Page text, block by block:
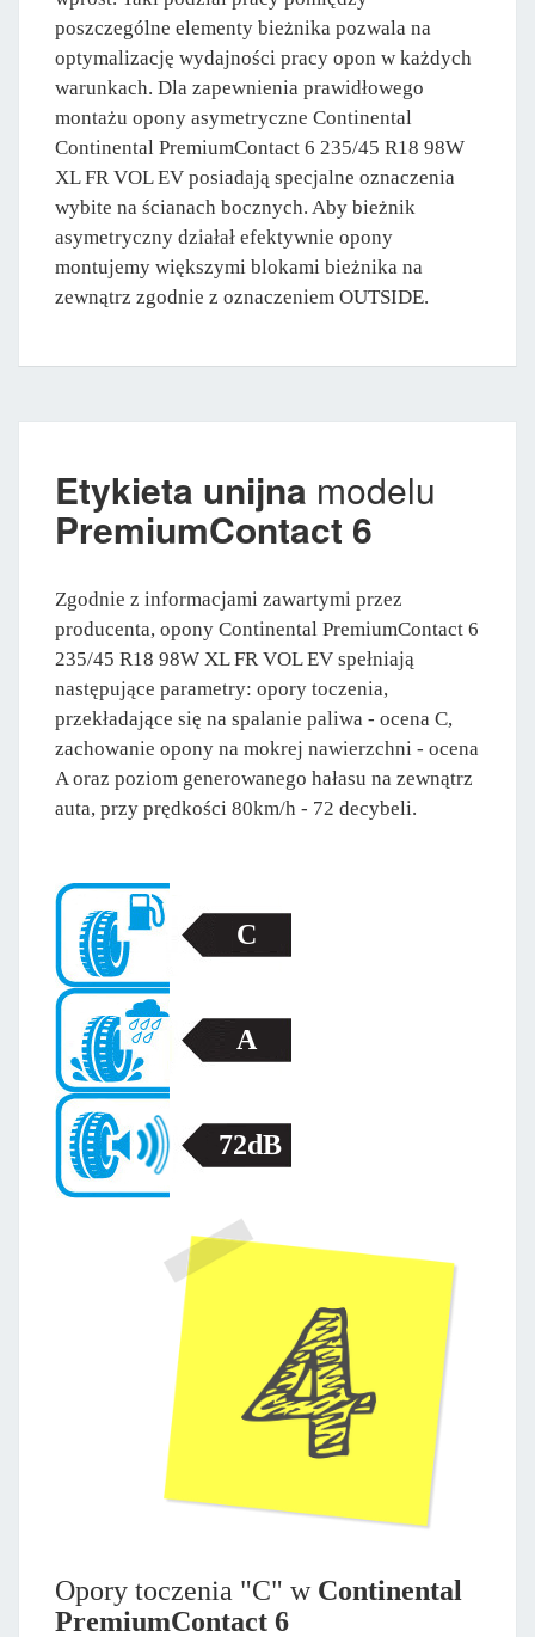
poszczególne elementy bieżnika pozwala na
optymalizację wydajności pracy opon w każdych
warunkach. Dla zapewnienia prawidłowego
montażu opony asymetryczne Continental
Continental PremiumContact 6 235/45 R18 98W
XL FR VOL EV posiadają specjalne oznaczenia
wybite na ścianach bocznych. Aby bieżnik
asymetryczny działał efektywnie opony
montujemy większymi blokami bieżnika na
zewnątrz zgodnie z oznaczeniem OUTSIDE.
Etykieta unijna modelu
PremiumContact 6
Zgodnie z informacjami zawartymi przez
producenta, opony Continental PremiumContact 6
235/45 R18 98W XL FR VOL EV spełniają
następujące parametry: opory toczenia,
przekładające się na spalanie paliwa - ocena C,
zachowanie opony na mokrej nawierzchni - ocena
A oraz poziom generowanego hałasu na zewnątrz
auta, przy prędkości 80km/h - 72 decybeli.
C
A
72dB
Opory toczenia "C" w Continental
PremiumContact 6